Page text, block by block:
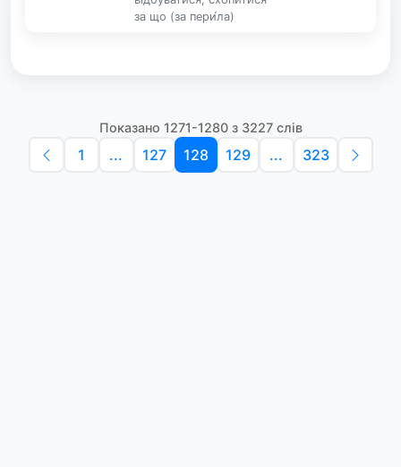
за що (за пери́ла)
Показано 1271-1280 з 3227 слів
1 ... 127 128 129 ... 323